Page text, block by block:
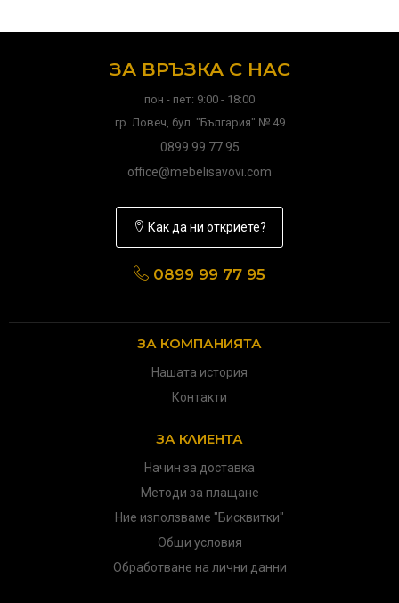
ЗА ВРЪЗКА С НАС
пон - пет: 9:00 - 18:00
гр. Ловеч, бул. "България" № 49
0899 99 77 95
office@mebelisavovi.com
Как да ни откриете?
0899 99 77 95
ЗА КОМПАНИЯТА
Нашата история
Контакти
ЗА КЛИЕНТА
Начин за доставка
Методи за плащане
Ние използваме "Бисквитки"
Общи условия
Обработване на лични данни